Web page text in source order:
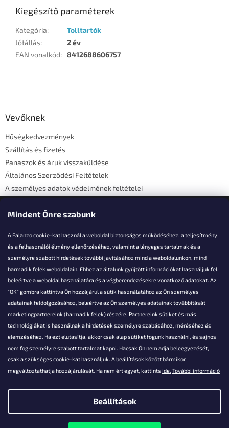
Mindent Önre szabunk
A Falanzo cookie-kat használ a weboldal biztonságos működéséhez, a teljesítmény
és a felhasználói élmény ellenőrzéséhez, valamint a lényeges tartalmak és a
személyre szabott hirdetések további javításához mind a weboldalunkon, mind
harmadik felek weboldalain. Ehhez az általunk gyűjtött információkat használjuk fel,
beleértve a weboldal használatára és a végberendezésekre vonatkozó adatokat. Az
"OK" gombra kattintva Ön hozzájárul a sütik használatához az Ön személyes
adatainak feldolgozásához, beleértve az Ön személyes adatainak továbbítását
marketingpartnereink (harmadik felek) részére. Partnereink sütiket és más
technológiákat is használnak a hirdetések személyre szabásához, méréséhez és
elemzéséhez. Ha ezt elutasítja, akkor csak alap sütiket fogunk használni, és sajnos
nem fog személyre szabott tartalmat kapni. Hacsak Ön nem adja beleegyezését,
csak a szükséges cookie-kat használjuk. A beállítások között bármikor
megváltoztathatja hozzájárulását. Ha nem ért egyet, kattints ide. További információ
Beállítások
Kiegészítő paraméterek
Kategória:
Tolltartók
Jótállás:
2 év
EAN vonalkód: 8412688606757
Vevőknek
Hűségkedvezmények
Szállítás és fizetés
Panaszok és áruk visszaküldése
Általános Szerződési Feltételek
A személyes adatok védelmének feltételei
Elérhetőségi adatok
Akarsz kérdezni valamit?
info@falanzo.hu